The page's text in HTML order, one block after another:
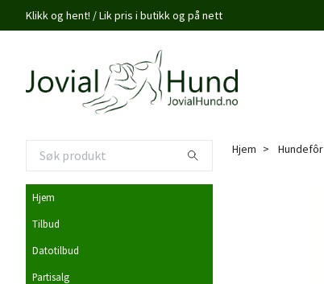
Klikk og hent! / Lik pris i butikk og på nett
Hjem
Tilbud
Datotilbud
Partisalg
Hjem Hundefôr